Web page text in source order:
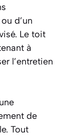
d’un
Le toit
à
l’entretien
de
Tout